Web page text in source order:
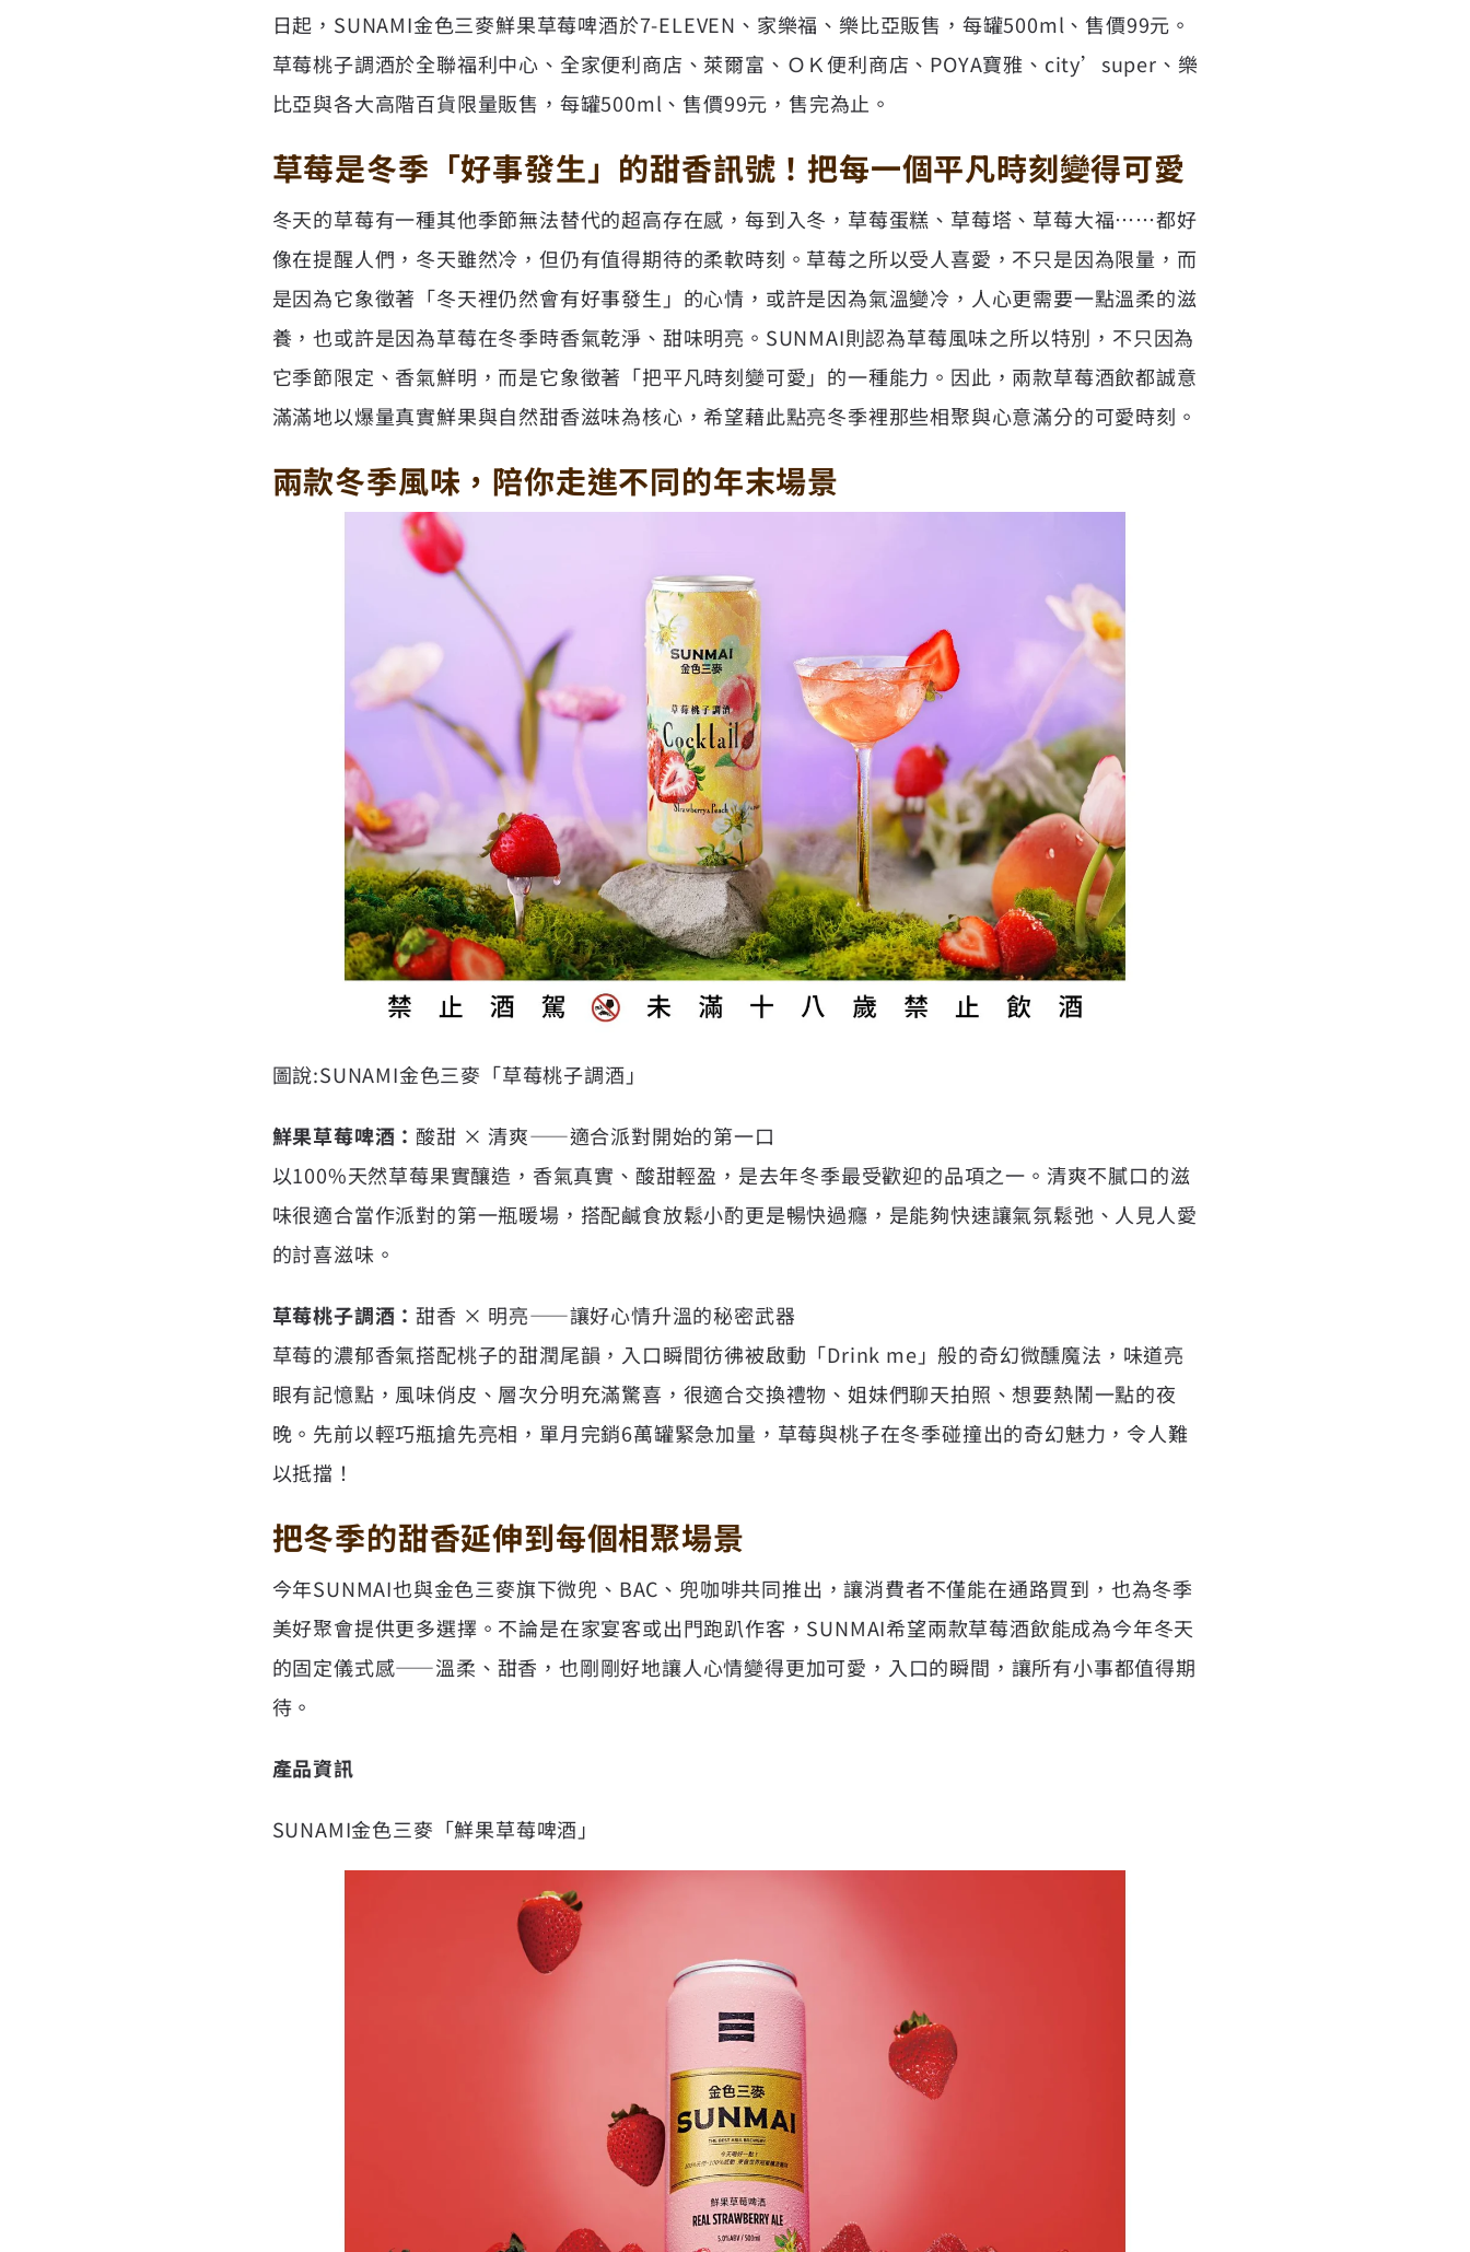
日起，SUNAMI金色三麥鮮果草莓啤酒於7-ELEVEN、家樂福、樂比亞販售，每罐500ml、售價99元。
草莓桃子調酒於全聯福利中心、全家便利商店、萊爾富、ＯＫ便利商店、POYA寶雅、city’super、樂
比亞與各大高階百貨限量販售，每罐500ml、售價99元，售完為止。
草莓是冬季「好事發生」的甜香訊號！把每一個平凡時刻變得可愛
冬天的草莓有一種其他季節無法替代的超高存在感，每到入冬，草莓蛋糕、草莓塔、草莓大福⋯⋯都好
像在提醒人們，冬天雖然冷，但仍有值得期待的柔軟時刻。草莓之所以受人喜愛，不只是因為限量，而
是因為它象徵著「冬天裡仍然會有好事發生」的心情，或許是因為氣溫變冷，人心更需要一點溫柔的滋
養，也或許是因為草莓在冬季時香氣乾淨、甜味明亮。SUNMAI則認為草莓風味之所以特別，不只因為
它季節限定、香氣鮮明，而是它象徵著「把平凡時刻變可愛」的一種能力。因此，兩款草莓酒飲都誠意
滿滿地以爆量真實鮮果與自然甜香滋味為核心，希望藉此點亮冬季裡那些相聚與心意滿分的可愛時刻。
兩款冬季風味，陪你走進不同的年末場景
圖說:SUNAMI金色三麥「草莓桃子調酒」
鮮果草莓啤酒：酸甜 × 清爽——適合派對開始的第一口
以100%天然草莓果實釀造，香氣真實、酸甜輕盈，是去年冬季最受歡迎的品項之一。清爽不膩口的滋
味很適合當作派對的第一瓶暖場，搭配鹹食放鬆小酌更是暢快過癮，是能夠快速讓氣氛鬆弛、人見人愛
的討喜滋味。
草莓桃子調酒：甜香 × 明亮——讓好心情升溫的秘密武器
草莓的濃郁香氣搭配桃子的甜潤尾韻，入口瞬間彷彿被啟動「Drink me」般的奇幻微醺魔法，味道亮
眼有記憶點，風味俏皮、層次分明充滿驚喜，很適合交換禮物、姐妹們聊天拍照、想要熱鬧一點的夜
晚。先前以輕巧瓶搶先亮相，單月完銷6萬罐緊急加量，草莓與桃子在冬季碰撞出的奇幻魅力，令人難
以抵擋！
把冬季的甜香延伸到每個相聚場景
今年SUNMAI也與金色三麥旗下微兜、BAC、兜咖啡共同推出，讓消費者不僅能在通路買到，也為冬季
美好聚會提供更多選擇。不論是在家宴客或出門跑趴作客，SUNMAI希望兩款草莓酒飲能成為今年冬天
的固定儀式感——溫柔、甜香，也剛剛好地讓人心情變得更加可愛，入口的瞬間，讓所有小事都值得期
待。
產品資訊
SUNAMI金色三麥「鮮果草莓啤酒」